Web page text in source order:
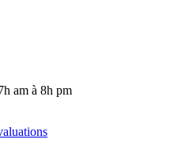
am à 8h pm